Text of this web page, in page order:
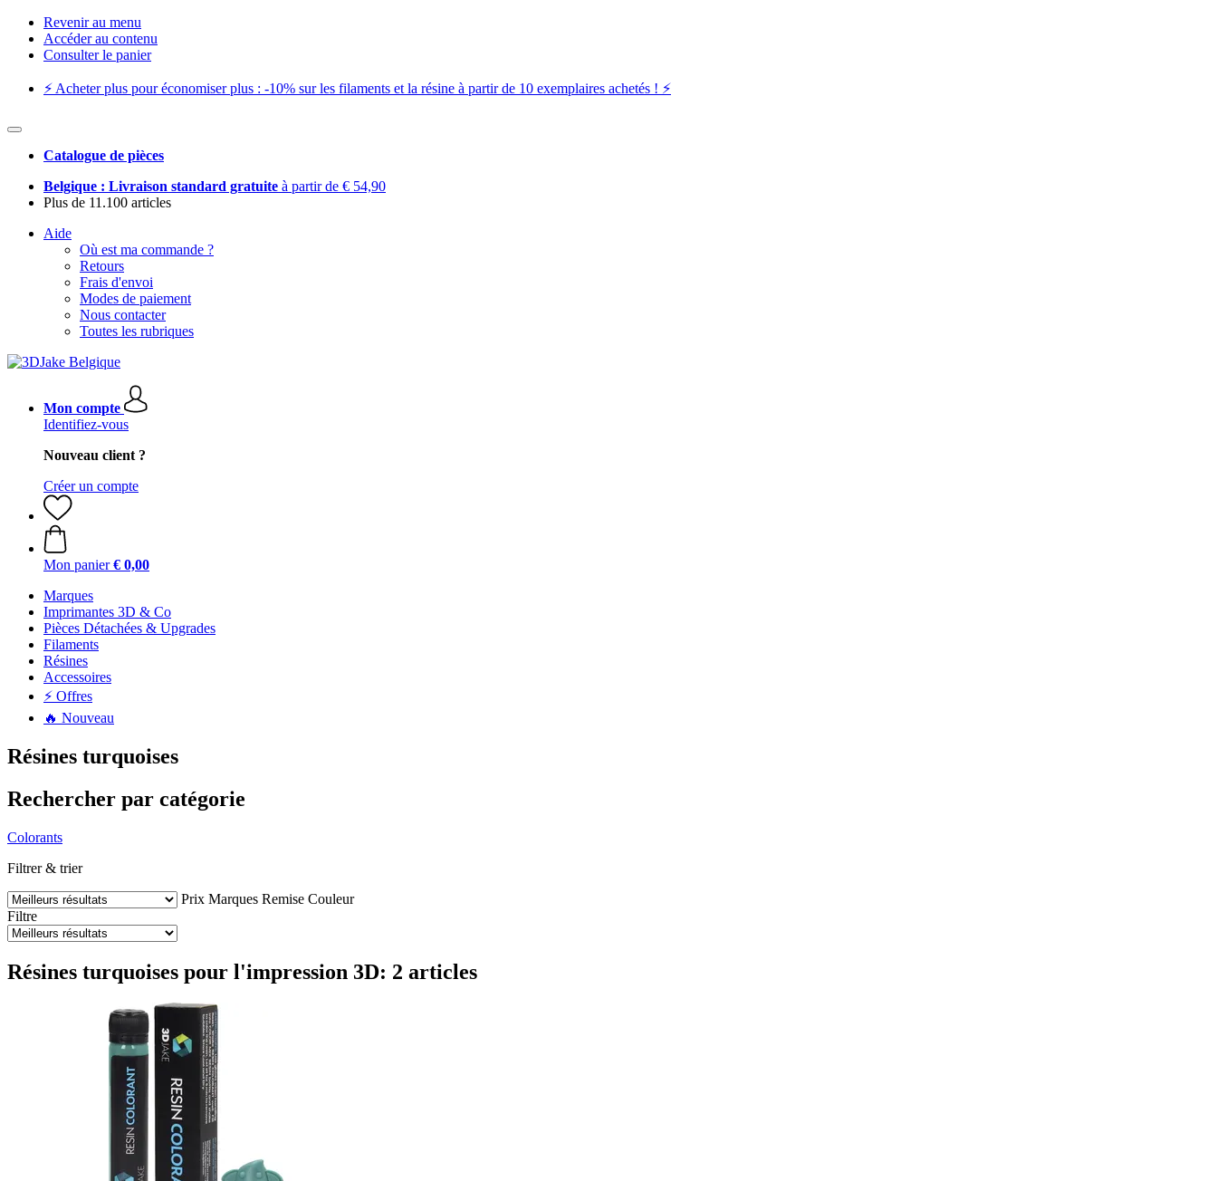
Revenir au menu
Accéder au contenu
Consulter le panier
⚡️ Acheter plus pour économiser plus : -10% sur les filaments et la résine à partir de 10 exemplaires achetés ! ⚡️
Catalogue de pièces
Belgique : Livraison standard gratuite à partir de € 54,90
Plus de 11.100 articles
Aide
Où est ma commande ?
Retours
Frais d'envoi
Modes de paiement
Nous contacter
Toutes les rubriques
Mon compte
Identifiez-vous
Nouveau client ?
Créer un compte
Mon panier € 0,00
Marques
Imprimantes 3D & Co
Pièces Détachées & Upgrades
Filaments
Résines
Accessoires
⚡ Offres
🔥 Nouveau
Résines turquoises
Rechercher par catégorie
Colorants
Filtrer & trier
Prix Marques Remise Couleur
Filtre
Résines turquoises pour l'impression 3D: 2 articles